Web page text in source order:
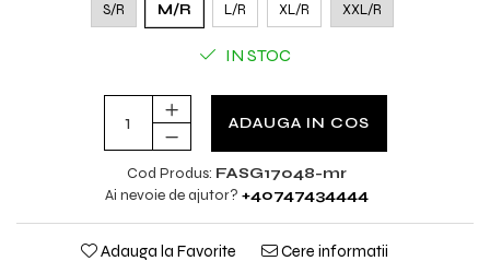
S/R M/R L/R XL/R XXL/R
IN STOC
ADAUGA IN COS
Cod Produs: FASG17048-mr
Ai nevoie de ajutor? +40747434444
Adauga la Favorite Cere informatii